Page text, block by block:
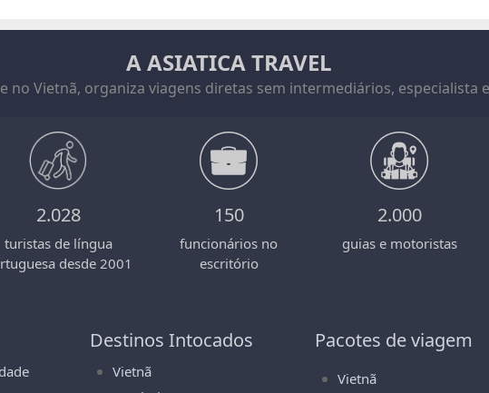
A ASIATICA TRAVEL
no Vietnã, organiza viagens diretas sem intermediários, especialista
2.028
turistas de língua
desde 2001
150
funcionários no
escritório
2.000
guias e motoristas
Destinos Intocados
Vietnã
Pacotes de viagem
Vietnã